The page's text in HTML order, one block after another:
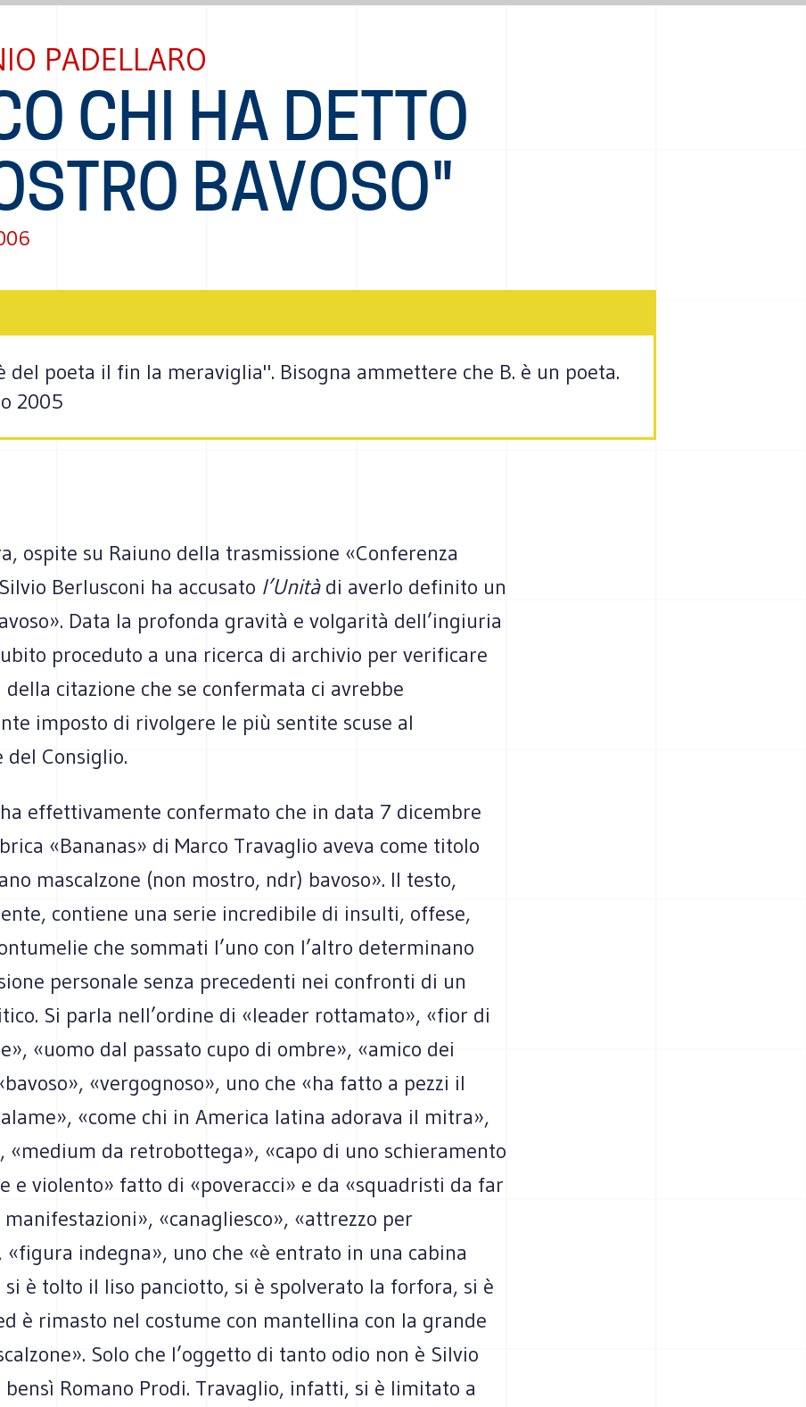
PADELLARO
CHI HA DETTO
BAVOSO"
del poeta il fin la meraviglia". Bisogna ammettere che B. è un poeta.
2005
ospite su Raiuno della trasmissione «Conferenza
Berlusconi ha accusato l’Unitàdi averlo definito un
Data la profonda gravità e volgarità dell’ingiuria
proceduto a una ricerca di archivio per verificare
della citazione che se confermata ci avrebbe
imposto di rivolgere le più sentite scuse al
del Consiglio.
effettivamente confermato che in data 7 dicembre
«Bananas» di Marco Travaglio aveva come titolo
mascalzone (non mostro, ndr) bavoso». Il testo,
contiene una serie incredibile di insulti, offese,
che sommati l’uno con l’altro determinano
personale senza precedenti nei confronti di un
Si parla nell’ordine di «leader rottamato», «fior di
«uomo dal passato cupo di ombre», «amico dei
«vergognoso», uno che «ha fatto a pezzi il
«come chi in America latina adorava il mitra»,
«medium da retrobottega», «capo di uno schieramento
e violento» fatto di «poveracci» e da «squadristi da far
«canagliesco», «attrezzo per
«figura indegna», uno che «è entrato in una cabina
è tolto il liso panciotto, si è spolverato la forfora, si è
è rimasto nel costume con mantellina con la grande
Solo che l’oggetto di tanto odio non è Silvio
bensì Romano Prodi. Travaglio, infatti, si è limitato a